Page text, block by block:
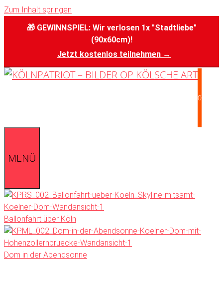
Zum Inhalt springen
🎁 GEWINNSPIEL: Wir verlosen 1x "Stadtliebe"
(90x60cm)!
Jetzt kostenlos teilnehmen →
0
MENÜ
Ballonfahrt über Köln
Dom in der Abendsonne